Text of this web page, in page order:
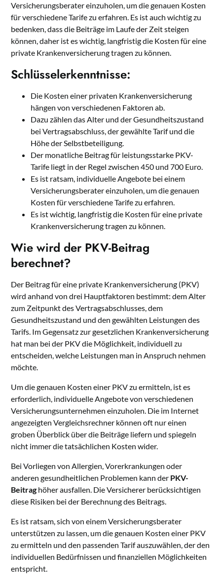
Versicherungsberater einzuholen, um die genauen Kosten
für verschiedene Tarife zu erfahren. Es ist auch wichtig zu
bedenken, dass die Beiträge im Laufe der Zeit steigen
können, daher ist es wichtig, langfristig die Kosten für eine
private Krankenversicherung tragen zu können.
Schlüsselerkenntnisse:
Die Kosten einer privaten Krankenversicherung
hängen von verschiedenen Faktoren ab.
Dazu zählen das Alter und der Gesundheitszustand
bei Vertragsabschluss, der gewählte Tarif und die
Höhe der Selbstbeteiligung.
Der monatliche Beitrag für leistungsstarke PKV-
Tarife liegt in der Regel zwischen 450 und 700 Euro.
Es ist ratsam, individuelle Angebote bei einem
Versicherungsberater einzuholen, um die genauen
Kosten für verschiedene Tarife zu erfahren.
Es ist wichtig, langfristig die Kosten für eine private
Krankenversicherung tragen zu können.
Wie wird der PKV-Beitrag
berechnet?
Der Beitrag für eine private Krankenversicherung (PKV)
wird anhand von drei Hauptfaktoren bestimmt: dem Alter
zum Zeitpunkt des Vertragsabschlusses, dem
Gesundheitszustand und den gewählten Leistungen des
Tarifs. Im Gegensatz zur gesetzlichen Krankenversicherung
hat man bei der PKV die Möglichkeit, individuell zu
entscheiden, welche Leistungen man in Anspruch nehmen
möchte.
Um die genauen Kosten einer PKV zu ermitteln, ist es
erforderlich, individuelle Angebote von verschiedenen
Versicherungsunternehmen einzuholen. Die im Internet
angezeigten Vergleichsrechner können oft nur einen
groben Überblick über die Beiträge liefern und spiegeln
nicht immer die tatsächlichen Kosten wider.
Bei Vorliegen von Allergien, Vorerkrankungen oder
anderen gesundheitlichen Problemen kann der PKV-
Beitrag höher ausfallen. Die Versicherer berücksichtigen
diese Risiken bei der Berechnung des Beitrags.
Es ist ratsam, sich von einem Versicherungsberater
unterstützen zu lassen, um die genauen Kosten einer PKV
zu ermitteln und den passenden Tarif auszuwählen, der den
individuellen Bedürfnissen und finanziellen Möglichkeiten
entspricht.